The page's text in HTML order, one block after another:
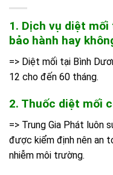
1. Dịch vụ diệt
bảo hành hay
=> Diệt mối tại Bình
12 cho đến 60 tháng.
2. Thuốc diệt mối
=> Trung Gia Phát luôn
được kiểm định nên an
nhiễm môi trường.